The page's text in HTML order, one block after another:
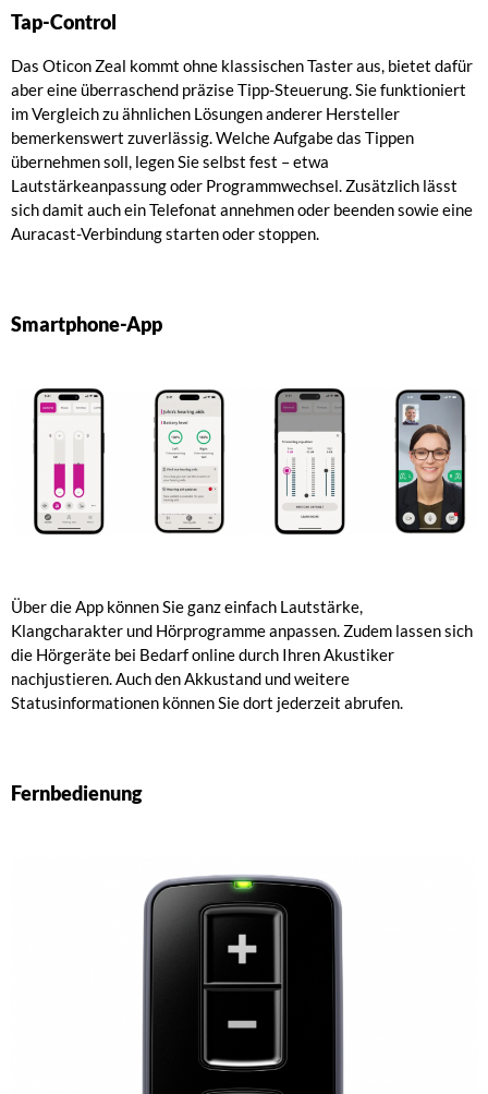
Tap-Control
Das Oticon Zeal kommt ohne klassischen Taster aus, bietet dafür
aber eine überraschend präzise Tipp-Steuerung. Sie funktioniert
im Vergleich zu ähnlichen Lösungen anderer Hersteller
bemerkenswert zuverlässig. Welche Aufgabe das Tippen
übernehmen soll, legen Sie selbst fest – etwa
Lautstärkeanpassung oder Programmwechsel. Zusätzlich lässt
sich damit auch ein Telefonat annehmen oder beenden sowie eine
Auracast-Verbindung starten oder stoppen.
Smartphone-App
Über die App können Sie ganz einfach Lautstärke,
Klangcharakter und Hörprogramme anpassen. Zudem lassen sich
die Hörgeräte bei Bedarf online durch Ihren Akustiker
nachjustieren. Auch den Akkustand und weitere
Statusinformationen können Sie dort jederzeit abrufen.
Fernbedienung